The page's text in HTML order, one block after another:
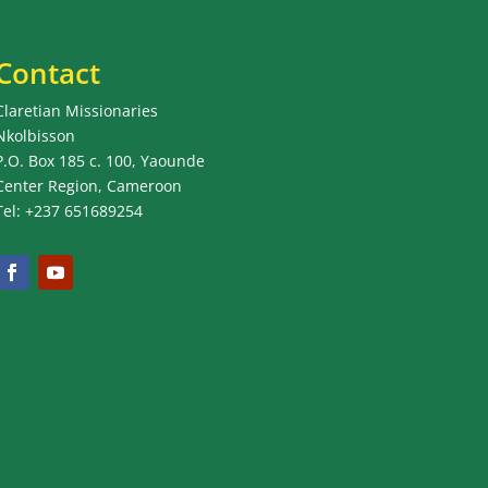
Missionaries
Box 185 c. 100, Yaounde
Region, Cameroon
+237 651689254